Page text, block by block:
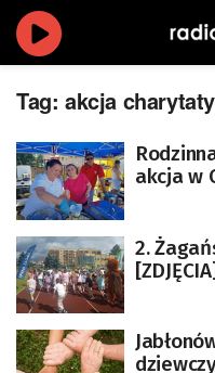
Tag: akcja
akcja w
2.